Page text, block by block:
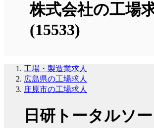
株式会社の工場
(15533)
工場・製造業求人
広島県の工場求人
庄原市の工場求人
日研トータルソ